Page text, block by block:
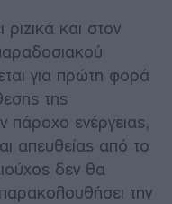
και στον
για πρώτη φορά
της
πάροχο ενέργειας,
απευθείας από το
δεν θα
την